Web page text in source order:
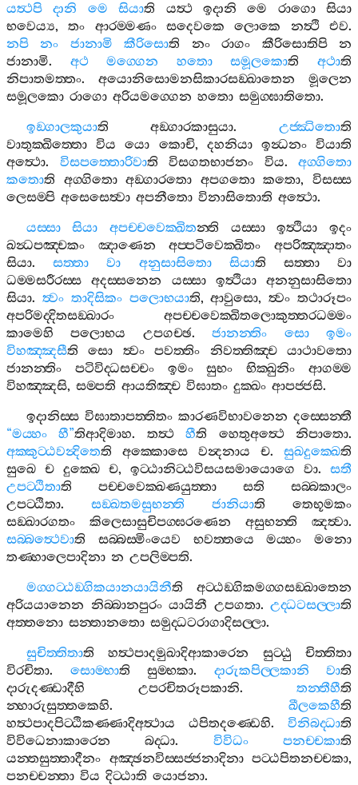
යත්‍ථපි
දානි මෙ සියාති යත්‍ථ ඉදානි මෙ රාගො
සියා
භවෙය්‍ය,තං ආරම‍්මණං සදෙවකෙ ලොකෙ නත්‍ථි එව.
නපි
නං ජානාමි කීරිසොති නං රාගං කීරිසොතිපි
න
ජානාමි. අථ මග‍්ගෙන හතො සමූලකොති අථාති
නිපාතමත‍්තං. අයොනිසොමනසිකාරසඞ‍්ඛාතෙන
මූලෙන
සමූලකො රාගො අරියමග‍්ගෙන හතො සමුග‍්ඝාතිතො.
ඉඞ‍්ගාලකුයාති අඞ‍්ගාරකාසුයා. උජ‍්ඣිතොති
වාතුක‍්ඛිත‍්තො විය යො කොචි, දහනියා ඉන්‍ධනං වියාති
අත්‍ථො. විසපත‍්තොරිවාති විසගතභාජනං විය. අග‍්ගිතො
කතොති අග‍්ගිතො අඞ‍්ගාරතො අපගතො කතො,විසස‍්ස
ලෙසම‍්පි අසෙසෙත්‍වා අපනීතො විනාසිතොති අත්‍ථො.
යස‍්සා
සියා අපච‍්චවෙක‍්ඛිතන‍්ති යස‍්සා ඉත්‍ථියා
ඉදං
ඛන්‍ධපඤ‍්චකං
ඤාණෙන අප‍්පටිවෙක‍්ඛිතං
අපරිඤ‍්ඤාතං
සියා.සත‍්තා වා අනුසාසිතො සියාති සත‍්තා
වා
ධම‍්මසරීරස‍්ස
අදස‍්සනෙන යස‍්සා ඉත්‍ථියා
අනනුසාසිතො
සියා. ත්‍වං තාදිසිකං පලොභයාති,ආවුසො,ත්‍වං තථාරූපං
අපරිමද‍්දිතසඞ‍්ඛාරං
අපච‍්චවෙක‍්ඛිතලොකුත‍්තරධම‍්මං
කාමෙහි
පලොභය උපගච‍්ඡ.ජානන‍්තිං සො
ඉමං
විහඤ‍්ඤසීති සො ත්‍වං පවත‍්තිං නිවත‍්තිඤ‍්ච
යාථාවතො
ජානන‍්තිං
පටිවිද‍්ධසච‍්චං ඉමං සුභං භික‍්ඛුනිං
ආගම‍්ම
විහඤ‍්ඤසි, සම‍්පති ආයතිඤ‍්ච විඝාතං දුක‍්ඛං ආපජ‍්ජසි.
ඉදානිස‍්ස විඝාතාපත‍්තිතං කාරණවිභාවනෙන දස‍්සෙන‍්තී
“මය‍්හං හී”තිආදිමාහ. තත්‍ථ හීති හෙතුඅත්‍ථෙ නිපාතො.
අක‍්කුට‍්ඨවන්‍දිතෙති අක‍්කොසෙ වන්‍දනාය ච. සුඛදුක‍්ඛෙති
සුඛෙ ච දුක‍්ඛෙ ච, ඉට‍්ඨානිට‍්ඨවිසයසමායොගෙ වා. සතී
උපට‍්ඨිතාති පච‍්චවෙක‍්ඛණයුත‍්තා සති
සබ‍්බකාලං
උපට‍්ඨිතා. සඞ‍්ඛතමසුභන‍්ති ජානියාති
තෙභූමකං
සඞ‍්ඛාරගතං
කිලෙසාසුචිපග‍්ඝරණෙන අසුභන‍්ති ඤත්‍වා.
සබ‍්බත්‍ථෙවාති සබ‍්බස‍්මිංයෙව භවත‍්තයෙ මය‍්හං
මනො
තණ‍්හාලෙපාදිනා න උපලිම‍්පති.
මග‍්ගට‍්ඨඞ‍්ගිකයානයායිනීති
අට‍්ඨඞ‍්ගිකමග‍්ගසඞ‍්ඛාතෙන
අරියයානෙන නිබ‍්බානපුරං යායිනී උපගතා. උද‍්ධටසල‍්ලාති
අත‍්තනො සන‍්තානතො සමුද‍්ධටරාගාදිසල‍්ලා.
සුචිත‍්තිතාති හත්‍ථපාදමුඛාදිආකාරෙන සුට‍්ඨු
චිත‍්තිතා
විරචිතා. සොම‍්භාති සුම‍්භකා. දාරුකපිල‍්ලකානි වාති
දාරුදණ‍්ඩාදීහි
උපරචිතරූපකානි. තන‍්තීහීති
න‍්හාරුසුත‍්තකෙහි. ඛීලකෙහීති
හත්‍ථපාදපිට‍්ඨිකණ‍්ණාදිඅත්‍ථාය
ඨපිතදණ‍්ඩෙහි. විනිබද‍්ධාති
විවිධෙනාකාරෙන
බද‍්ධා. විවිධං පනච‍්චකාති
යන‍්තසුත‍්තාදීනං අඤ‍්ඡනවිස‍්සජ‍්ජනාදිනා පට‍්ඨපිතනච‍්චකා,
පනච‍්චන‍්තා විය දිට‍්ඨාති යොජනා.